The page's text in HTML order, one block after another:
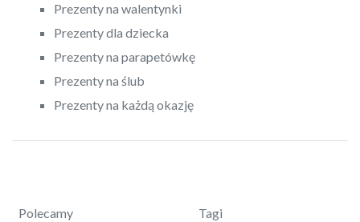
Prezenty na walentynki
Prezenty dla dziecka
Prezenty na parapetówkę
Prezenty na ślub
Prezenty na każdą okazję
Polecamy
Tagi